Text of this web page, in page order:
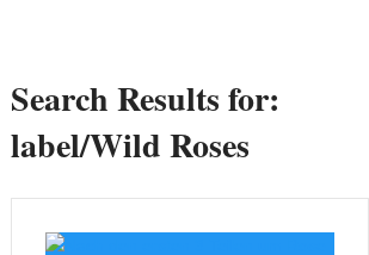
Search Results for:
label/Wild Roses